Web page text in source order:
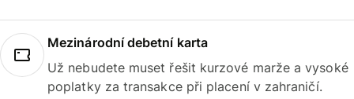
Mezinárodní debetní karta
Už nebudete muset řešit kurzové marže a vysoké
poplatky za transakce při placení v zahraničí.